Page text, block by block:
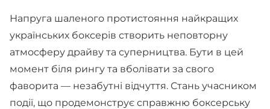
Напруга шаленого протистояння найкращих
українських боксерів створить неповторну
атмосферу драйву та суперництва. Бути в цей
момент біля рингу та вболівати за свого
фаворита — незабутні відчуття. Стань учасником
події, що продемонструє справжню боксерську